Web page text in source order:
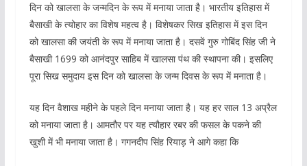
दिन को खालसा के जन्मदिन के रूप में मनाया जाता है। भारतीय इतिहास में
बैसाखी के त्योहार का विशेष महत्व है। विशेषकर सिख इतिहास में इस दिन
को खालसा की जयंती के रूप में मनाया जाता है। दसवें गुरु गोबिंद सिंह जी ने
बैसाखी 1699 को आनंदपुर साहिब में खालसा पंथ की स्थापना की। इसलिए
पूरा सिख समुदाय इस दिन को खालसा के जन्म दिवस के रूप में मनाता है।
यह दिन वैशाख महीने के पहले दिन मनाया जाता है। यह हर साल 13 अप्रैल
को मनाया जाता है। आमतौर पर यह त्यौहार रबर की फसल के पकने की
खुशी में भी मनाया जाता है। गगनदीप सिंह रियाड़ ने आगे कहा कि